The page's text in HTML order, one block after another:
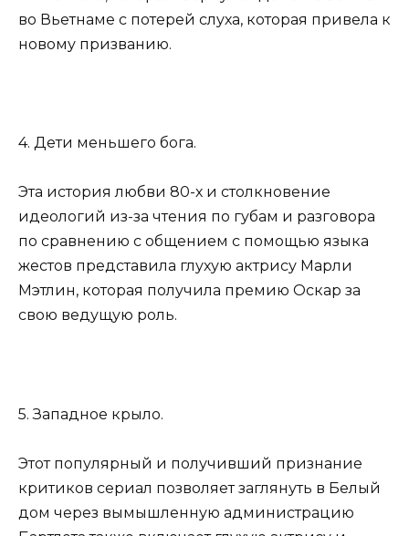
во Вьетнаме с потерей слуха, которая привела к
новому призванию.
4. Дети меньшего бога.
Эта история любви 80-х и столкновение
идеологий из-за чтения по губам и разговора
по сравнению с общением с помощью языка
жестов представила глухую актрису Марли
Мэтлин, которая получила премию Оскар за
свою ведущую роль.
5. Западное крыло.
Этот популярный и получивший признание
критиков сериал позволяет заглянуть в Белый
дом через вымышленную администрацию